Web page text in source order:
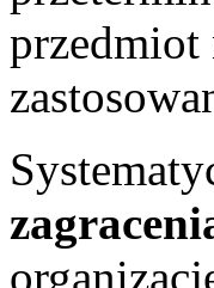
przedmiot